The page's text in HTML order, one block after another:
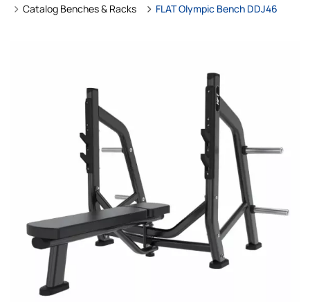
Catalog Benches & Racks
FLAT Olympic Bench DDJ46